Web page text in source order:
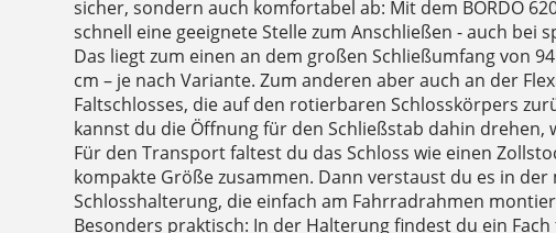
sicher, sondern auch komfortabel ab: Mit dem BORDO
schnell eine geeignete Stelle zum Anschließen - auch bei
Das liegt zum einen an dem großen Schließumfang von
cm – je nach Variante. Zum anderen aber auch an der
Faltschlosses, die auf den rotierbaren Schlosskörpers
kannst du die Öffnung für den Schließstab dahin drehen,
Für den Transport faltest du das Schloss wie einen
kompakte Größe zusammen. Dann verstaust du es in
Schlosshalterung, die einfach am Fahrradrahmen
Besonders praktisch: In der Halterung findest du ein